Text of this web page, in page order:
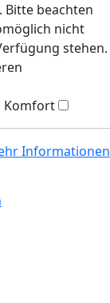
Bitte beachten
nicht
stehen.
Komfort
Informationen